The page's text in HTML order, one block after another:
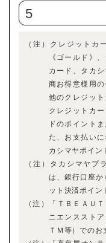
5
（注）クレジットカ
《ゴールド》
カード、タカ
商お得意様用
他のクレジッ
クレジットカ
ドのポイント
た、お支払い
カシマヤポイン
（注）タカシマヤプ
は、銀行口座
ット決済ポイン
（注）「ＴＢＥＡＵ
ニエンススト
ＴＭ等）でのお